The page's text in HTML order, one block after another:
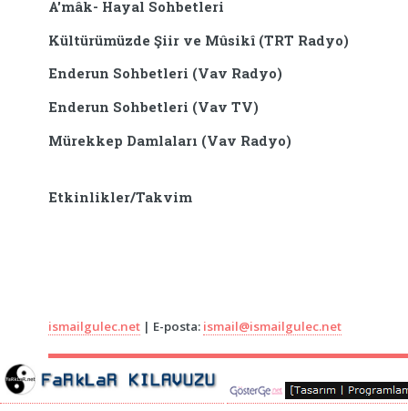
A'mâk- Hayal Sohbetleri
Kültürümüzde Şiir ve Mûsikî (TRT Radyo)
Enderun Sohbetleri (Vav Radyo)
Enderun Sohbetleri (Vav TV)
Mürekkep Damlaları (Vav Radyo)
Etkinlikler/Takvim
ismailgulec.net | E-posta: ismail@ismailgulec.net